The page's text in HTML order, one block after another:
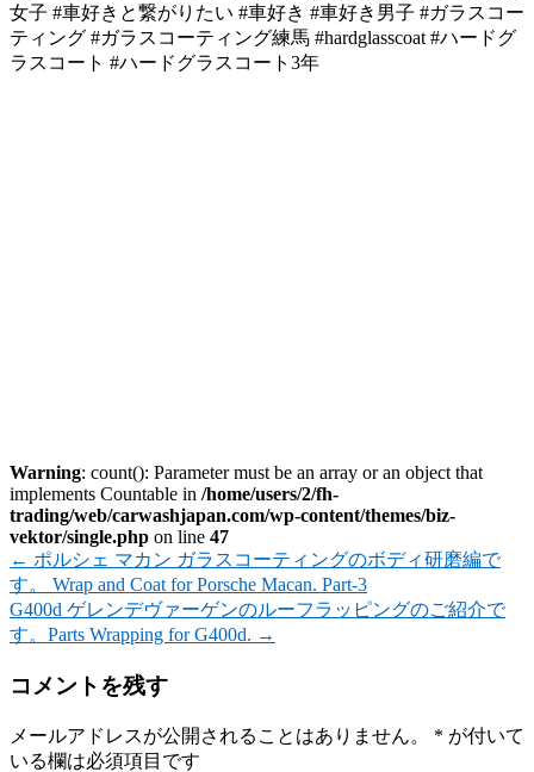
女子 #車好きと繋がりたい #車好き #車好き男子 #ガラスコー
ティング #ガラスコーティング練馬 #hardglasscoat #ハードグ
ラスコート #ハードグラスコート3年
Warning: count(): Parameter must be an array or an object that
implements Countable in /home/users/2/fh-
trading/web/carwashjapan.com/wp-content/themes/biz-
vektor/single.php on line 47
← ポルシェ マカン ガラスコーティングのボディ研磨編で
す。 Wrap and Coat for Porsche Macan. Part-3
G400d ゲレンデヴァーゲンのルーフラッピングのご紹介で
す。Parts Wrapping for G400d. →
コメントを残す
メールアドレスが公開されることはありません。 * が付いて
いる欄は必須項目です